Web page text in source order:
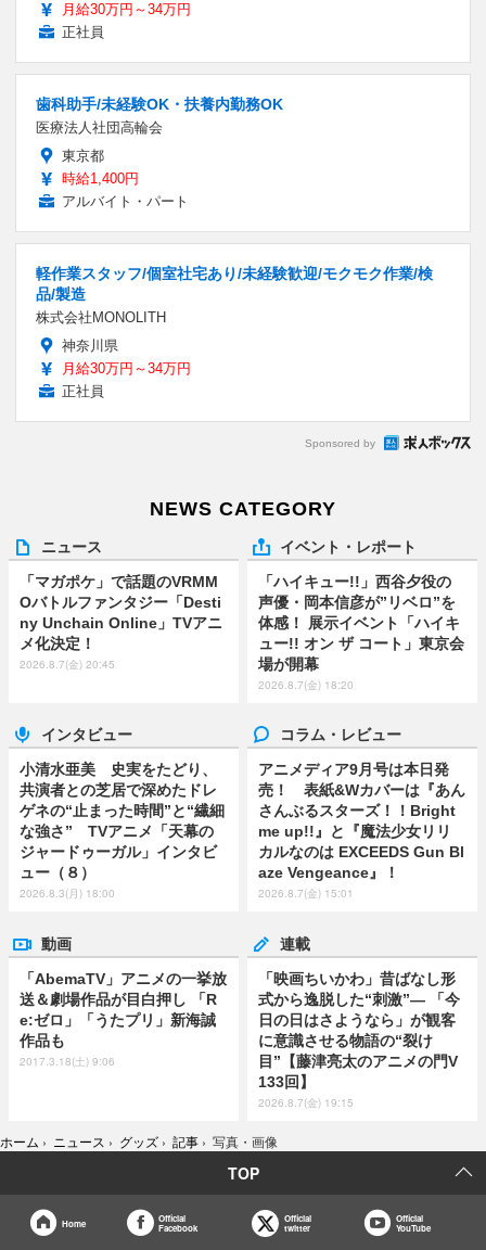
月給30万円～34万円
正社員
歯科助手/未経験OK・扶養内勤務OK
医療法人社団高輪会
東京都
時給1,400円
アルバイト・パート
軽作業スタッフ/個室社宅あり/未経験歓迎/モクモク作業/検
品/製造
株式会社MONOLITH
神奈川県
月給30万円～34万円
正社員
Sponsored by
NEWS CATEGORY
ニュース
「マガポケ」で話題のVRMM
Oバトルファンタジー「Desti
ny Unchain Online」TVアニ
メ化決定！
2026.8.7(金) 20:45
イベント・レポート
「ハイキュー!!」西谷夕役の
声優・岡本信彦が”リベロ”を
体感！ 展示イベント「ハイキ
ュー!! オン ザ コート」東京会
場が開幕
2026.8.7(金) 18:20
インタビュー
小清水亜美 史実をたどり、
共演者との芝居で深めたドレ
ゲネの“止まった時間”と“繊細
な強さ” TVアニメ「天幕の
ジャードゥーガル」インタビ
ュー（８）
2026.8.3(月) 18:00
コラム・レビュー
アニメディア9月号は本日発
売！ 表紙&Wカバーは『あん
さんぶるスターズ！！Bright
me up!!』と『魔法少女リリ
カルなのは EXCEEDS Gun Bl
aze Vengeance』！
2026.8.7(金) 15:01
動画
「AbemaTV」アニメの一挙放
送＆劇場作品が目白押し 「R
e:ゼロ」「うたプリ」新海誠
作品も
2017.3.18(土) 9:06
連載
「映画ちいかわ」昔ばなし形
式から逸脱した“刺激”― 「今
日の日はさようなら」が観客
に意識させる物語の“裂け
目”【藤津亮太のアニメの門V
133回】
2026.8.7(金) 19:15
ホーム › ニュース › グッズ › 記事 › 写真・画像
TOP
Home
Official
Facebook
Official
twitter
Official
YouTube